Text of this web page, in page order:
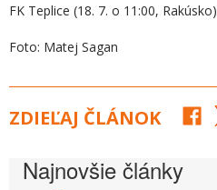
FK Teplice (18. 7. o 11:00, Rakúsko)
Foto: Matej Sagan
ZDIEĽAJ ČLÁNOK
Najnovšie články